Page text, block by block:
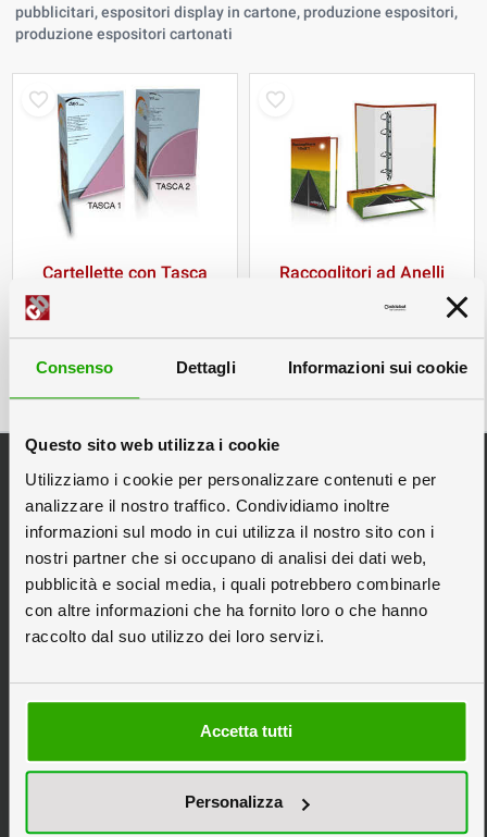
Consenso Dettagli Informazioni sui cookie
Questo sito web utilizza i cookie
Utilizziamo i cookie per personalizzare contenuti e per
analizzare il nostro traffico. Condividiamo inoltre
informazioni sul modo in cui utilizza il nostro sito con i
nostri partner che si occupano di analisi dei dati web,
pubblicità e social media, i quali potrebbero combinarle
con altre informazioni che ha fornito loro o che hanno
raccolto dal suo utilizzo dei loro servizi.
Accetta tutti
Personalizza
pubblicitari, espositori display in cartone, produzione espositori,
produzione espositori cartonati
Cartellette con Tasca
Raccoglitori ad Anelli
Espositori da Banco
Espositori Pubblicitari
Espositori in Cartone
Espositori Personalizzati